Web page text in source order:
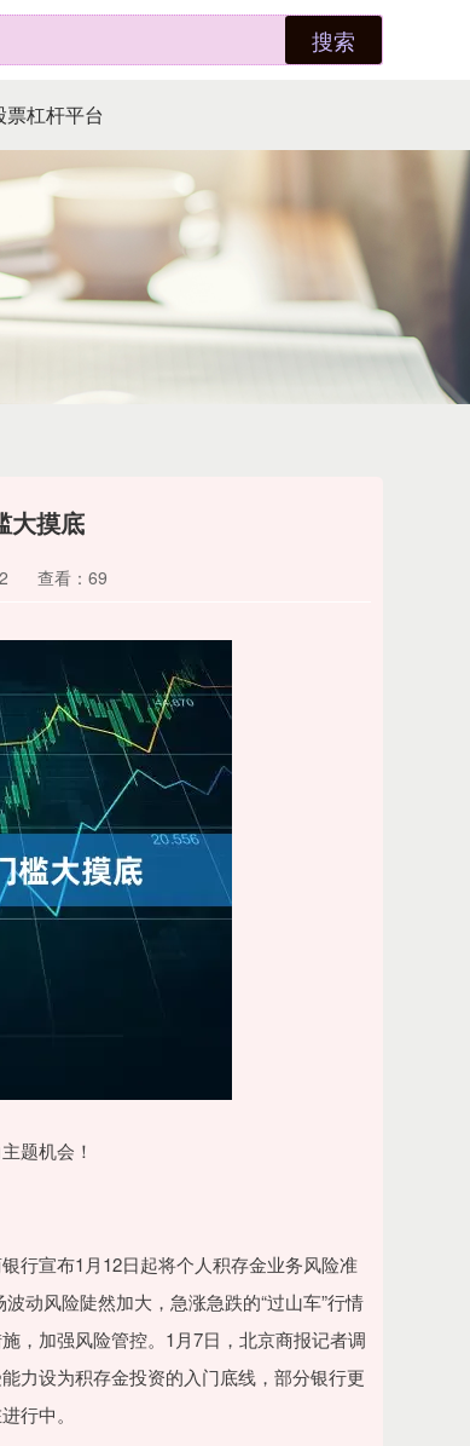
搜索
票杠杆平台
大摸底
查看：69
题机会！
宣布1月12日起将个人积存金业务风险准
动风险陡然加大，急涨急跌的“过山车”行情
，加强风险管控。1月7日，北京商报记者调
力设为积存金投资的入门底线，部分银行更
行中。